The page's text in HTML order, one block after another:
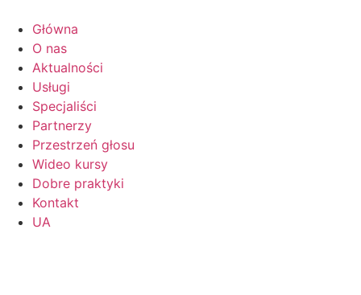
treści
Główna
O nas
Aktualności
Usługi
Specjaliści
Partnerzy
Przestrzeń głosu
Wideo kursy
Dobre praktyki
Kontakt
UA